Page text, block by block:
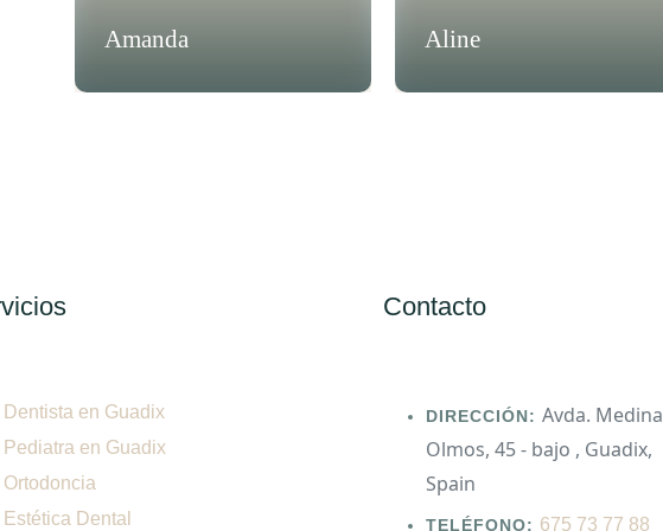
Amanda Aline
Dentista en Guadix
Pediatra en Guadix
Ortodoncia
Estética Dental
Contacto
DIRECCIÓN:Avda. Medina
Olmos, 45 - bajo , Guadix,
Spain
TELÉFONO: 675 73 77 88